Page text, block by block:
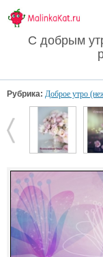
С добрым
Рубрика: Доброе утро